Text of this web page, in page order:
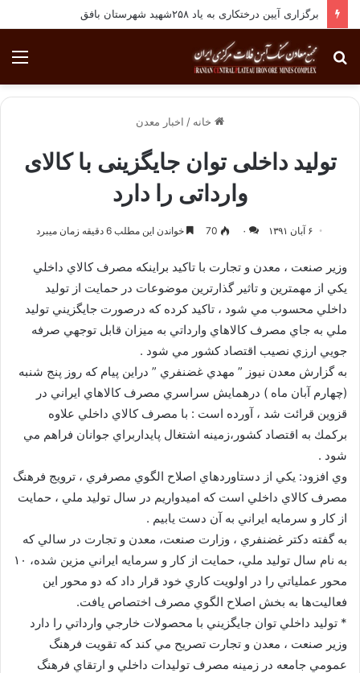
برگزاری آیین درختکاری به یاد ۲۵۸شهید شهرستان بافق
جستجو
برای
خانه / اخبار معدن
تولید داخلی توان جایگزینی با کالای
وارداتی را دارد
۶ آبان ۱۳۹۱ ۰ 70 خواندن این مطلب 6 دقیقه زمان میبرد
وزير صنعت ، معدن و تجارت با تاكيد براينكه مصرف كالاي داخلي
يكي از مهمترين و تاثير گذارترين موضوعات در حمايت از توليد
داخلي محسوب مي شود ، تاكيد كرده كه درصورت جايگزيني توليد
ملي به جاي مصرف كالاهاي وارداتي به ميزان قابل توجهي صرفه
جويي ارزي نصيب اقتصاد كشور مي شود .
به گزارش معدن نيوز ” مهدي غضنفري ” دراين پيام كه روز پنج شنبه
(چهارم آبان ماه ) درهمايش سراسري مصرف كالاهاي ايراني در
قزوين قرائت شد ، آورده است : با مصرف كالاي داخلي علاوه
بركمك به اقتصاد كشور،زمينه اشتغال پايداربراي جوانان فراهم مي
شود .
وي افزود: يكي از دستاوردهاي اصلاح الگوي مصرفري ، ترويج فرهنگ
مصرف كالاي داخلي است كه اميدواريم در سال توليد ملي ، حمايت
از كار و سرمايه ايراني به آن دست يابيم .
به گفته دكتر غضنفري ، وزارت صنعت، معدن و تجارت در سالي كه
به نام سال توليد ملي، حمايت از كار و سرمايه ايراني مزين شده، ۱۰
محور عملياتي را در اولويت كاري خود قرار داد كه دو محور اين
فعاليت‌ها به بخش اصلاح الگوي مصرف اختصاص يافت.
* توليد داخلي توان جايگزيني با محصولات خارجي وارداتي را دارد
وزير صنعت ، معدن و تجارت تصريح مي كند كه تقويت فرهنگ
عمومي جامعه در زمينه مصرف توليدات داخلي و ارتقاي فرهنگ